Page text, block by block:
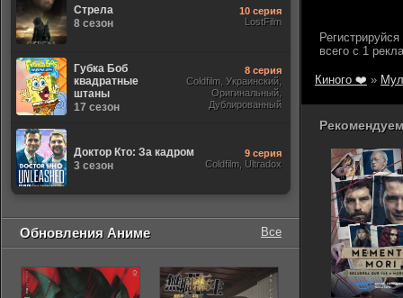
Киного ❤️ »
Стрела
8 сезон
10 серия
LostFilm
Губка Боб
квадратные
штаны
17 сезон
8 серия
Coldfilm, Украинский,
Оригинальный,
Дублированный
Доктор Кто: За кадром
3 сезон
9 серия
Coldfilm, Ultradox
Обновления Аниме Все